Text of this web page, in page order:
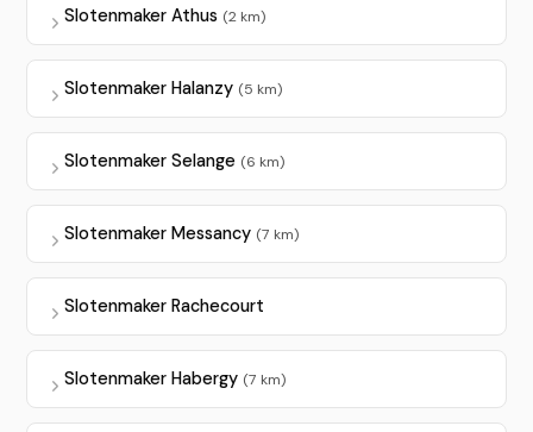
Slotenmaker Athus (2 km)
Slotenmaker Halanzy (5 km)
Slotenmaker Selange (6 km)
Slotenmaker Messancy (7 km)
Slotenmaker Rachecourt
Slotenmaker Habergy (7 km)